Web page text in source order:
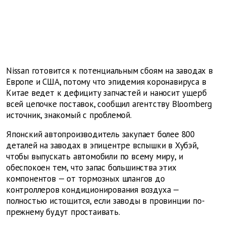
Nissan готовится к потенциальным сбоям на заводах в
Европе и США, потому что эпидемия коронавируса в
Китае ведет к дефициту запчастей и наносит ущерб
всей цепочке поставок, сообщил агентству Bloomberg
источник, знакомый с проблемой.
Японский автопроизводитель закупает более 800
деталей на заводах в эпицентре вспышки в Хубэй,
чтобы выпускать автомобили по всему миру, и
обеспокоен тем, что запас большинства этих
компонентов — от тормозных шлангов до
контроллеров кондиционирования воздуха —
полностью истощится, если заводы в провинции по-
прежнему будут простаивать.